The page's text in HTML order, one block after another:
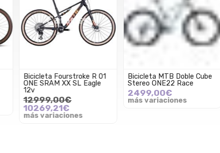
Bicicleta Fourstroke R 01
ONE SRAM XX SL Eagle
12999,00€
10269,21€
más variaciones
Bicicleta MTB Doble Cube
Stereo ONE22 Race
2499,00€
más variaciones